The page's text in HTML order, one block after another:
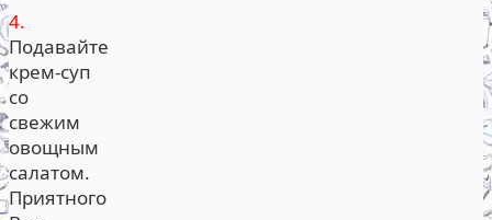
4.
Подавайте
крем-суп
со
свежим
овощным
салатом.
Приятного